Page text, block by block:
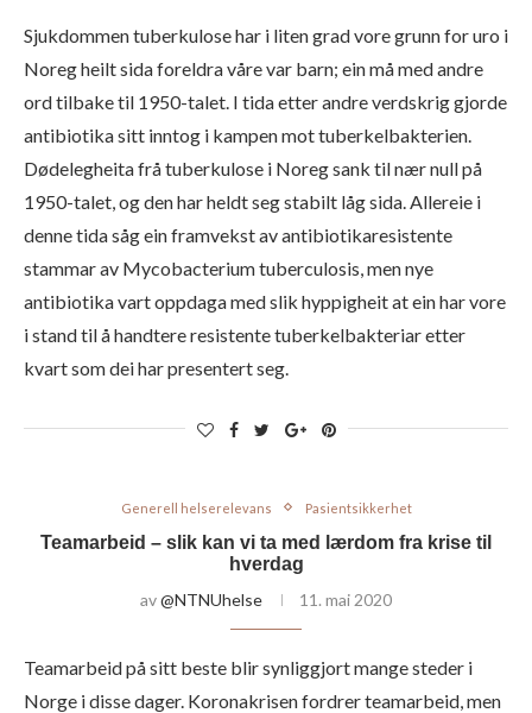
Sjukdommen tuberkulose har i liten grad vore grunn for uro i
Noreg heilt sida foreldra våre var barn; ein må med andre
ord tilbake til 1950-talet. I tida etter andre verdskrig gjorde
antibiotika sitt inntog i kampen mot tuberkelbakterien.
Dødelegheita frå tuberkulose i Noreg sank til nær null på
1950-talet, og den har heldt seg stabilt låg sida. Allereie i
denne tida såg ein framvekst av antibiotikaresistente
stammar av Mycobacterium tuberculosis, men nye
antibiotika vart oppdaga med slik hyppigheit at ein har vore
i stand til å handtere resistente tuberkelbakteriar etter
kvart som dei har presentert seg.
Generell helserelevans Pasientsikkerhet
Teamarbeid – slik kan vi ta med lærdom fra krise til
hverdag
av@NTNUhelse 11. mai 2020
Teamarbeid på sitt beste blir synliggjort mange steder i
Norge i disse dager. Koronakrisen fordrer teamarbeid, men